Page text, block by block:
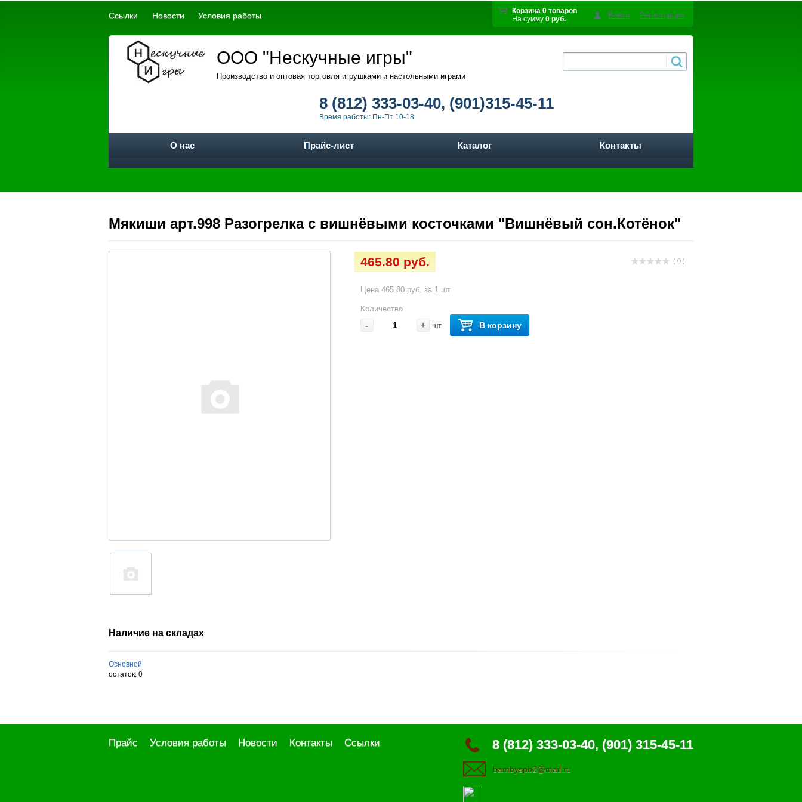
Корзина 0 товаров
На сумму 0 руб. Войти Регистрация
Ссылки Новости Условия работы
ООО "Нескучные игры"
Производство и оптовая торговля игрушками и настольными играми
8 (812) 333-03-40, (901)315-45-11
Время работы: Пн-Пт 10-18
О нас Прайс-лист Каталог Контакты
Мякиши арт.998 Разогрелка с вишнёвыми косточками "Вишнёвый сон.Котёнок"
( 0 )
465.80 руб.
Цена 465.80 руб. за 1 шт
Количество
- + шт В корзину
Наличие на складах
Основной
остаток: 0
8 (812) 333-03-40, (901) 315-45-11
bambyspb2@mail.ru
Прайс Условия работы Новости Контакты Ссылки